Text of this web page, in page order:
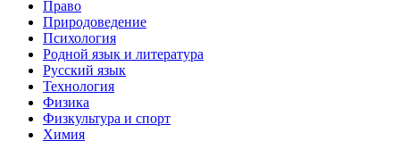
Право
Природоведение
Психология
Родной язык и литература
Русский язык
Технология
Физика
Физкультура и спорт
Химия